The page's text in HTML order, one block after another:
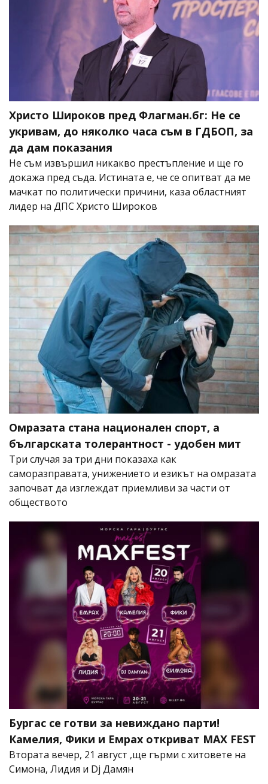
Христо Широков пред Флагман.бг: Не се
укривам, до няколко часа съм в ГДБОП, за
да дам показания
Не съм извършил никакво престъпление и ще го
докажа пред съда. Истината е, че се опитват да ме
мачкат по политически причини, каза областният
лидер на ДПС Христо Широков
Омразата стана национален спорт, а
българската толерантност - удобен мит
Три случая за три дни показаха как
саморазправата, унижението и езикът на омразата
започват да изглеждат приемливи за части от
обществото
Бургас се готви за невиждано парти!
Камелия, Фики и Емрах откриват MAX FEST
Втората вечер, 21 август ,ще гърми с хитовете на
Симона, Лидия и Dj Дамян